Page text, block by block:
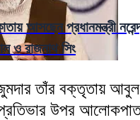
আসছেন প্রধানমন্ত্রী
ও রাজনাথ সিং
তাঁর বক্তৃতায়
উপর